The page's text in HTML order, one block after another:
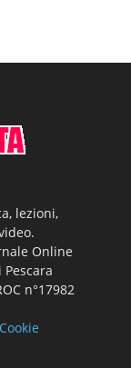
lezioni,
Online
n°17982